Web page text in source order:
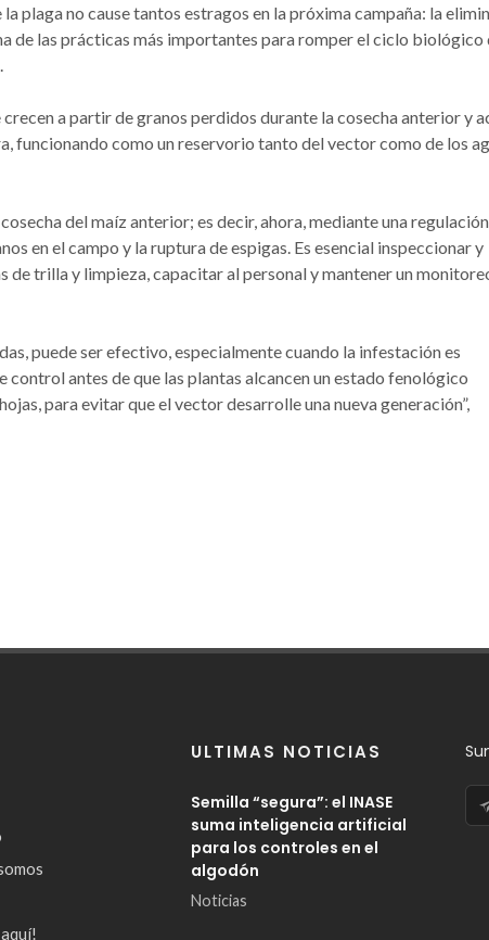
plaga no cause tantos estragos en la próxima campaña: la
de las prácticas más importantes para romper el ciclo biológico
a partir de granos perdidos durante la cosecha anterior y
funcionando como un reservorio tanto del vector como de los
del maíz anterior; es decir, ahora, mediante una
en el campo y la ruptura de espigas. Es esencial inspeccionar y
de trilla y limpieza, capacitar al personal y mantener un
puede ser efectivo, especialmente cuando la infestación es
antes de que las plantas alcancen un estado fenológico
para evitar que el vector desarrolle una nueva generación”,
ULTIMAS NOTICIAS
Semilla “segura”: el INASE
suma inteligencia artificial
para los controles en el
algodón
Noticias